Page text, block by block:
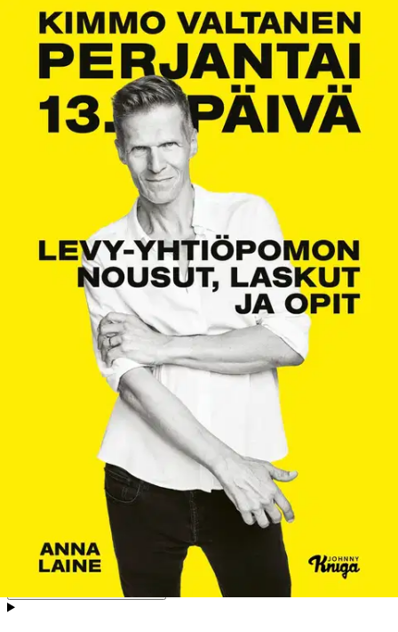
Tarkista myymäläsaatavuus
Tuotekuvaus
Mies joka auttoi Lordin nousuun mutta sanoi Cheekille ei.
Ainutlaatuinen tarina johtajuudesta ja kurkistus suomalaisen
musiikkibisneksen kulissien taakse. Kimmo Valtanen on johtanut
maan kahta suurinta levy-yhtiötä. Perjantai 13. päivä on rehellinen
kuvaus menestyksestä mutta myös isoista virheistä ja tappioista.
Valtanen ei uskonut Cheekin menestykseen, mutta oli nostamassa
HIMin ja Lordin kansainväliseen suosioon.Miten Valtanen päätyi
Rovaniemen bändikellarista bisnesluokkaan ja saksalaiseen
loistohotelliin Jennifer Lopez sylissään? Kimmo Valtasen tarina on
ainutlaatuinen yhdistelmä musiikkia, johtajuutta ja elämää. Se
kertoo, miten luovaa alaa johdetaan ja miten artisti kohdataan
ihmisenä. Ja mitä toimitusjohtaja Valtaselle tapahtui hänen saatuaan
potkut eräänä perjantaina 13. päivä. Anna Laine on kokenut
journalisti, joka on työskennellyt radiossa, televisiossa ja lehdistössä.
Hän johti Radio Helsinkiä ja sukelsi syvälle musiikkibisnekseen
pitkän radiouransa aikana. Nykyään hän toimii viestinnän
asiantuntijana ja konsulttina. Kimmo Valtanen on ollut suomalaisen
musiikkibisneksen eturivissä kolmella vuosikymmenellä. Hän on
nähnyt aitiopaikalta musiikkialan mullistukset: suomirockin valta-
aseman, Euroviisuvoiton ja sen tuoman huuman sekä suoratoiston
läpimurron.
tuotekuvausta